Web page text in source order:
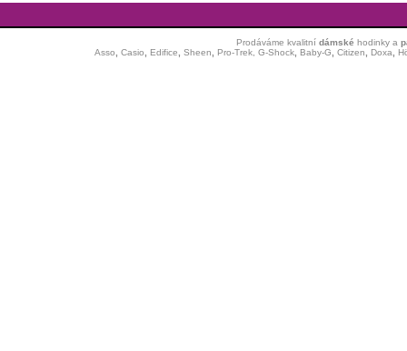
Prodáváme kvalitní dámské hodinkya
Asso
Casio Edifice Sheen Pro-Trek, G-Shock, Baby-G Citizen Doxa